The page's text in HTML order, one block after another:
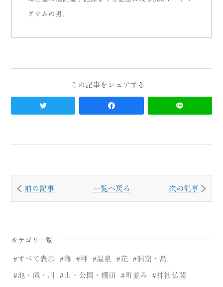
グナムの男。
前の記事 一覧へ戻る 次の記事
カテゴリ一覧
すべて表示 海 岬 温泉 花 洞窟・島
池・滝・川 山・公園・棚田 町並み 神社仏閣